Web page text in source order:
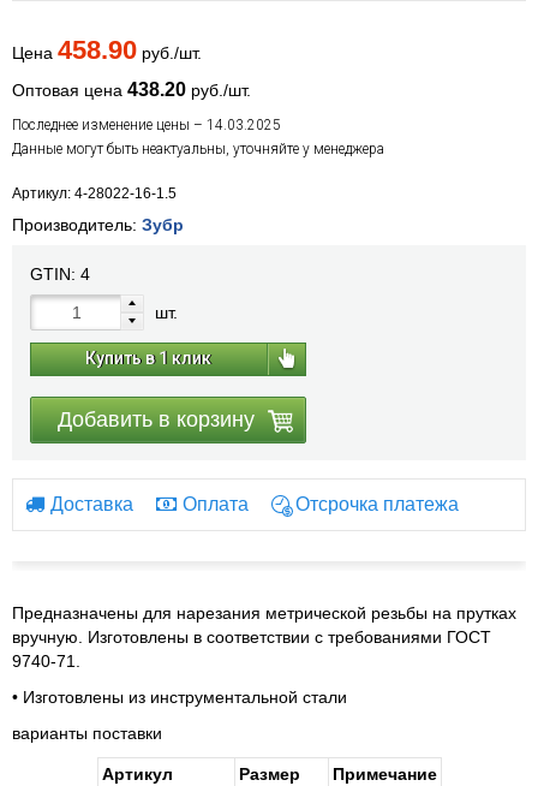
Цена 458.90 руб./шт.
Оптовая цена 438.20 руб./шт.
Последнее изменение цены – 14.03.2025
Данные могут быть неактуальны, уточняйте у менеджера
Артикул: 4-28022-16-1.5
Производитель: Зубр
GTIN: 4
шт.
Купить в 1 клик
Добавить в корзину
Доставка Оплата Отсрочка платежа
Предназначены для нарезания метрической резьбы на прутках
вручную. Изготовлены в соответствии с требованиями ГОСТ
9740-71.
• Изготовлены из инструментальной стали
варианты поставки
Артикул Размер
Примечание